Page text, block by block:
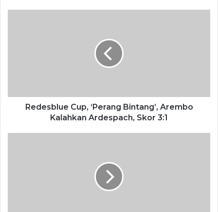
Iwan (sapaan Imam Shofwan) mengucapkan banyak
terimakasih kepada semua pihak yang telah mendukung
terlaksananya kegiatan.Mulai RT, RW jajaran perangkat
“ Semuanya begitu antusias melaksanakan kegiatan yang
diadakan setahun sekali ini. Terimakasih semuanya.
Mohon maaf jika ada kurangnya tempat atau kelayakan
Selain itu Ia juga berterimakasih kepada jajaran
Forkopimcam yang kemarin sudah membantu saat
Redesblue Cup, ‘Perang Bintang’, Arembo
Kalahkan Ardespach, Skor 3:1